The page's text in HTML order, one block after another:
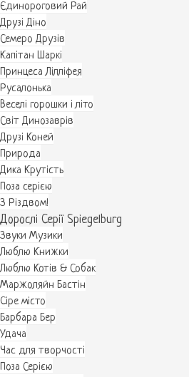
Єдинороговий Рай
Друзі Діно
Семеро Друзів
Капітан Шаркі
Принцеса Лілліфея
Русалонька
Веселі горошки і літо
Світ Динозаврів
Друзі Коней
Природа
Дика Крутість
Поза серією
З Різдвом!
Дорослі Серії Spiegelburg
Звуки Музики
Люблю Книжки
Люблю Котів & Собак
Маржоляйн Бастін
Cіре місто
Барбара Бер
Удача
Час для творчості
Поза Серією